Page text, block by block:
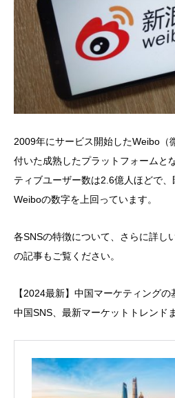
2009年にサービス開始したWeibo（
付いた成熟したプラットフォームと
ティブユーザー数は2.6億人ほどで
Weiboの数字を上回っています。
各SNSの特徴について、さらに詳し
の記事もご覧ください。
【2024最新】中国マーケティング
中国SNS、最新マーケットトレンド